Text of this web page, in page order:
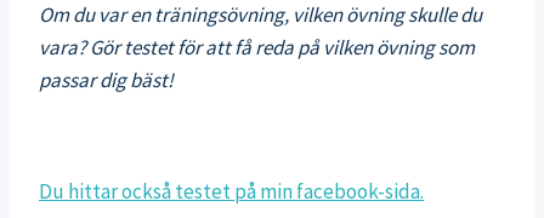
Om du var en träningsövning, vilken övning skulle du
vara? Gör testet för att få reda på vilken övning som
passar dig bäst!
Du hittar också testet på min facebook-sida.